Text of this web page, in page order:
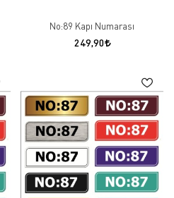
No:89 Kapı Numarası
249,90